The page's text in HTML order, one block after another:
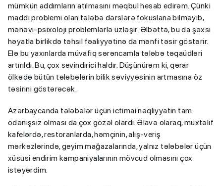
mümkün addımların atılmasını məqbul hesab edirəm. Çünki
maddi problemi olan tələbə dərslərə fokuslana bilməyib,
mənəvi-psixoloji problemlərlə üzləşir. Əlbəttə, bu da şəxsi
həyatla birlikdə təhsil fəaliyyətinə da mənfi təsir göstərir.
Elə bu yaxınlarda müvafiq sərəncamla tələbə təqaüdləri
artırıldı. Bu, çox sevindirici haldır. Düşünürəm ki, qərar
ölkədə bütün tələbələrin bilik səviyyəsinin artmasına öz
təsirini göstərəcək.
Azərbaycanda tələbələr üçün ictimai nəqliyyatın tam
ödənişsiz olması da çox gözəl olardı. Əlavə olaraq, müxtəlif
kafelərdə, restoranlarda, həmçinin, alış-veriş
mərkəzlərində, geyim mağazalarında, yalnız tələbələr üçün
xüsusi endirim kampaniyalarının mövcud olmasını çox
istəyərdim.